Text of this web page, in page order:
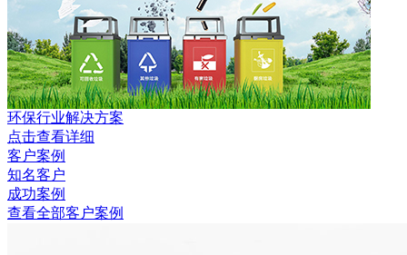
环保行业解决方案
点击查看详细
客户案例
知名客户
成功案例
查看全部客户案例